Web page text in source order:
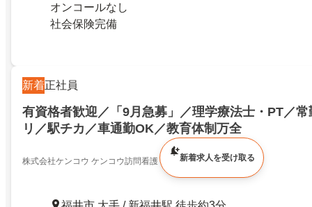
オンコールなし
社会保険完備
新着正社員
有資格者歓迎／「9月急募」／理学療法士・PT／
リ／駅チカ／車通勤OK／教育体制万全
株式会社ケンコウ ケンコウ訪問看護リハビリステーション
新着求人を受け取る